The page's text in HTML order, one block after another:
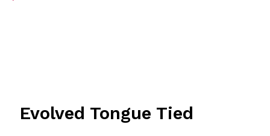
Evolved Tongue Tied